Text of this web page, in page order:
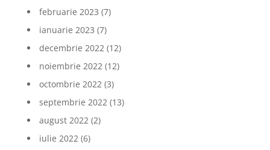
februarie 2023 (7)
ianuarie 2023 (7)
decembrie 2022(12)
noiembrie 2022(12)
octombrie 2022(3)
septembrie 2022(13)
august 2022(2)
iulie 2022(6)